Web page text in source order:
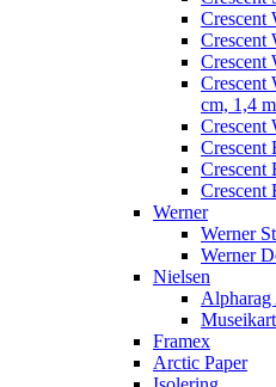
Crescent
Crescent
Crescent
Crescent
cm, 1,4
Crescent
Crescent
Crescent
Crescent
Werner
Werner
Werner
Nielsen
Alpharag
Framex
Arctic Paper